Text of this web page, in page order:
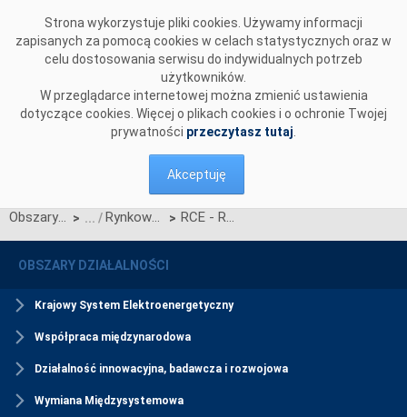
Strona wykorzystuje pliki cookies. Używamy informacji
zapisanych za pomocą cookies w celach statystycznych oraz w
celu dostosowania serwisu do indywidualnych potrzeb
użytkowników.
W przeglądarce internetowej można zmienić ustawienia
dotyczące cookies. Więcej o plikach cookies i o ochronie Twojej
prywatności przeczytasz tutaj
Akceptuję
Obszary działalności > Rynkowe ceny energii > RCE - Rynkowa cena energii elektrycznej dla okresu rozliczenia niezbilansowania
OBSZARY DZIAŁALNOŚCI
Krajowy System Elektroenergetyczny
Współpraca międzynarodowa
Działalność innowacyjna, badawcza i rozwojowa
Wymiana Międzysystemowa